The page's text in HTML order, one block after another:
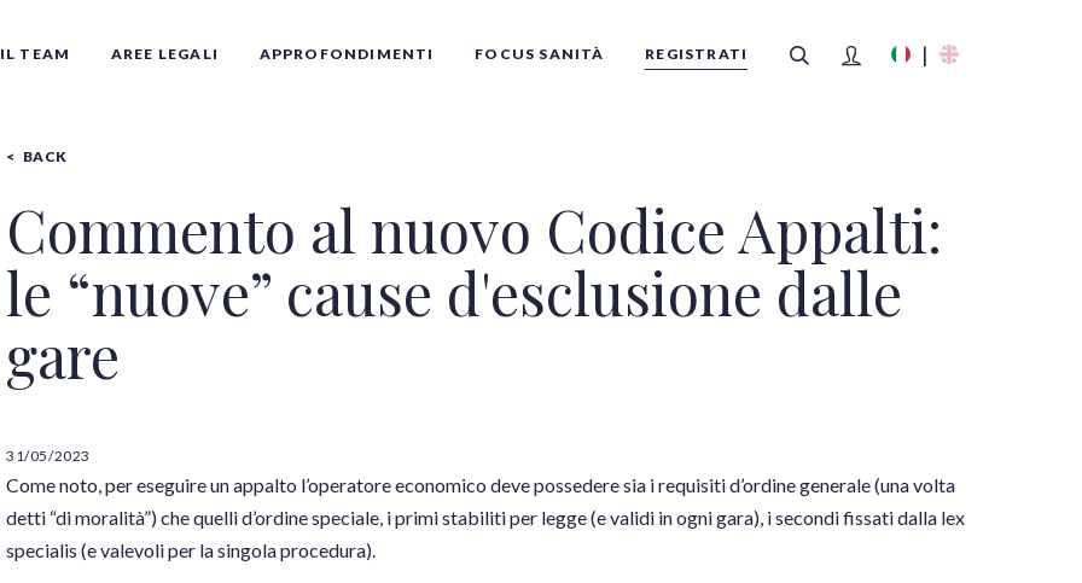
IL TEAM AREE LEGALI APPROFONDIMENTI FOCUS SANITÀ REGISTRATI
FILTRI
BACK
Commento al nuovo Codice Appalti:
le “nuove” cause d'esclusione dalle
gare
31/05/2023
Come noto, per eseguire un appalto l’operatore economico deve possedere sia i requisiti d’ordine generale (una volta
detti “di moralità”) che quelli d’ordine speciale, i primi stabiliti per legge (e validi in ogni gara), i secondi fissati dalla lex
specialis (e valevoli per la singola procedura).